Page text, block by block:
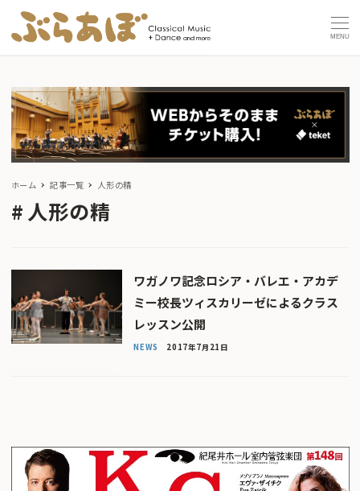
MENU
ホーム 記事一覧 人形の精
人形の精
ワガノワ記念ロシア・バレエ・アカデ
ミー校長ツィスカリーゼによるクラス
レッスン公開
NEWS 2017年7月21日